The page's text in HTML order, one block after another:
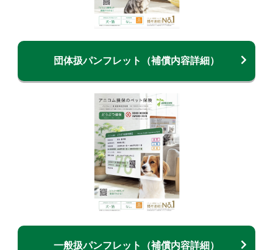
団体扱パンフレット（補償内容詳細）
一般扱パンフレット（補償内容詳細）